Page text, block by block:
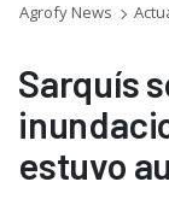
Agrofy News
Sarquís
estuvo